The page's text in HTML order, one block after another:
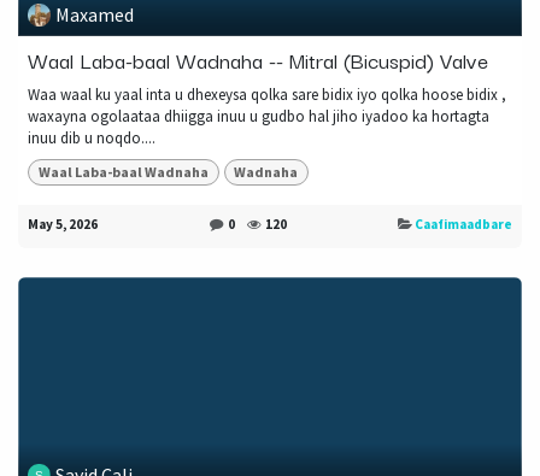
Maxamed
Waal Laba-baal Wadnaha -- Mitral (Bicuspid) Valve
Waa waal ku yaal inta u dhexeysa qolka sare bidix iyo qolka hoose bidix ,
waxayna ogolaataa dhiigga inuu u gudbo hal jiho iyadoo ka hortagta
inuu dib u noqdo....
Waal Laba-baal Wadnaha Wadnaha
May 5, 2026 0 120 Caafimaadbare